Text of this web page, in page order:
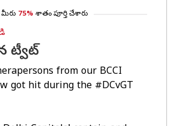
మీరు 75% శాతం పూర్తి చేశారు
ట్వీట్
from our BCCI
got hit during the #DCvGT